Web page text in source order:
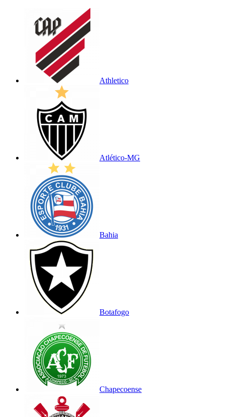
Athletico
Atlético-MG
Bahia
Botafogo
Chapecoense